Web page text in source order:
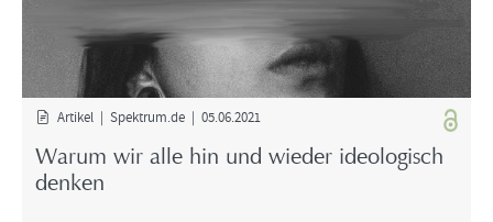
Ar­ti­kel | Spek­trum.de | 05.06.2021
Warum wir alle hin und wie­der ideo­lo­gisch
den­ken